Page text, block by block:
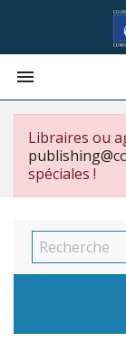

Libraires ou
spéciales !